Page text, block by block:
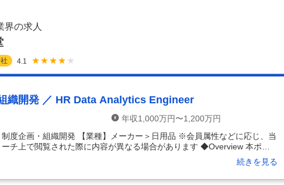
界の求人
4.1
織開発 ／ HR Data Analytics Engineer
年収1,000万円〜1,200万円
制度企画・組織開発 【業種】メーカー＞日用品 ※会員属性などに応じ、当
チ上で閲覧された際に内容が異なる場合があります ◆Overview 本ポジ
に整備された環境で高度な分析を行う「一般的なデータアナリスト」では
タ変革をリードする「Enabler & Builder（推進・構築者）」を求めてい
事データのクレンジング、データガバナンスの確立、データ定義のすり
続きを見る